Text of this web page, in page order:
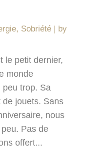
, Sobriété
by
le petit dernier,
monde
trop. Sa
jouets. Sans
nous
Pas de
offert...